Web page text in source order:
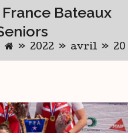
Bateaux
» 2022 » avril » 20